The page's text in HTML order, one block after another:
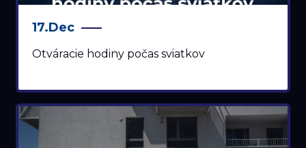
17.Dec
Otváracie hodiny počas sviatkov